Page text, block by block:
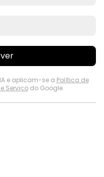
e aplicam-se a Política de
Serviçodo Google.